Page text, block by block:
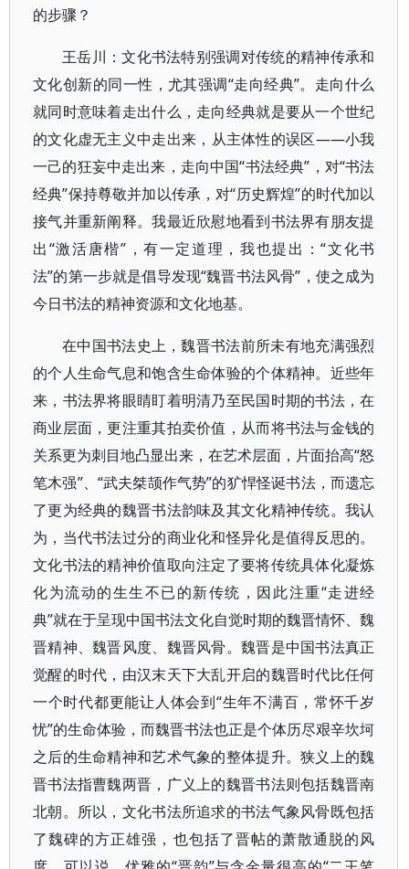
的步骤？
王岳川：文化书法特别强调对传统的精神传承和
文化创新的同一性，尤其强调“走向经典”。走向什么
就同时意味着走出什么，走向经典就是要从一个世纪
的文化虚无主义中走出来，从主体性的误区——小我
一己的狂妄中走出来，走向中国“书法经典”，对“书法
经典”保持尊敬并加以传承，对“历史辉煌”的时代加以
接气并重新阐释。我最近欣慰地看到书法界有朋友提
出“激活唐楷”，有一定道理，我也提出：“文化书
法”的第一步就是倡导发现“魏晋书法风骨”，使之成为
今日书法的精神资源和文化地基。
在中国书法史上，魏晋书法前所未有地充满强烈
的个人生命气息和饱含生命体验的个体精神。近些年
来，书法界将眼睛盯着明清乃至民国时期的书法，在
商业层面，更注重其拍卖价值，从而将书法与金钱的
关系更为刺目地凸显出来，在艺术层面，片面抬高“怒
笔木强”、“武夫桀颉作气势”的犷悍怪诞书法，而遗忘
了更为经典的魏晋书法韵味及其文化精神传统。我认
为，当代书法过分的商业化和怪异化是值得反思的。
文化书法的精神价值取向注定了要将传统具体化凝炼
化为流动的生生不已的新传统，因此注重“走进经
典”就在于呈现中国书法文化自觉时期的魏晋情怀、魏
晋精神、魏晋风度、魏晋风骨。魏晋是中国书法真正
觉醒的时代，由汉末天下大乱开启的魏晋时代比任何
一个时代都更能让人体会到“生年不满百，常怀千岁
忧”的生命体验，而魏晋书法也正是个体历尽艰辛坎坷
之后的生命精神和艺术气象的整体提升。狭义上的魏
晋书法指曹魏两晋，广义上的魏晋书法则包括魏晋南
北朝。所以，文化书法所追求的书法气象风骨既包括
了魏碑的方正雄强，也包括了晋帖的萧散通脱的风